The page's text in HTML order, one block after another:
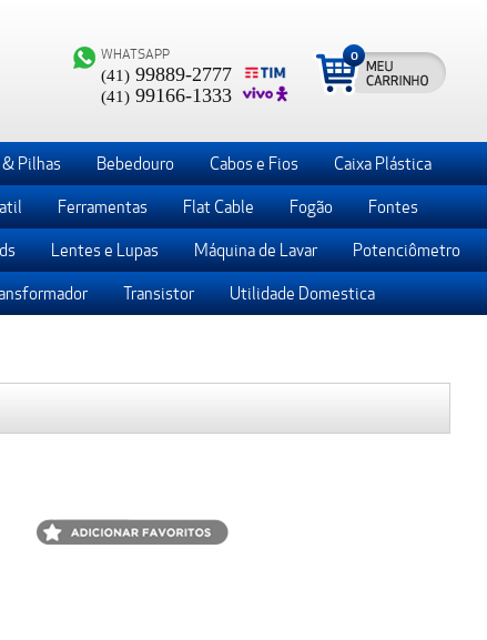
WHATSAPP
(41) 99889-2777
(41) 99166-1333
0
Pilhas Bebedouro Cabos e Fios Caixa Plástica
Ferramentas Flat Cable Fogão Fontes
Lentes e Lupas Máquina de Lavar Potenciômetro
Transistor Utilidade Domestica